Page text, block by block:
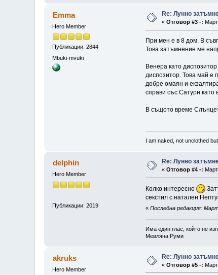
Emma
Hero Member
Публикации: 2844
Mbuki-mvuki
Re: Лунно
«Отговор #3 -:
При мен е в 8 дом. В
Това затъмнение ме
Венера като
диспозитор. Това май е
добре омаян и
справи със Сатурн като
В същото време
I am naked, not unclothed
delphin
Hero Member
Публикации: 2019
Re: Лунно
«Отговор #4 -:
Колко интересно
секстил с натален
« Последна редакция:
Има един глас, който не
Мевляна Руми
akruks
Hero Member
Re: Лунно
«Отговор #5 -: